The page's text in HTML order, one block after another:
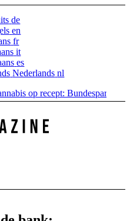
de
en
fr
it
es
Nederlands nl
op recept: Bundesparlement